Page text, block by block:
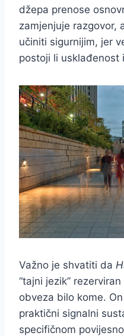
džepa prenose
zamjenjuje razgovor,
učiniti sigurnijim, jer
postoji li usklađenost
Važno je shvatiti da
“tajni jezik”
obveza bilo kome.
praktični signalni
specifičnom